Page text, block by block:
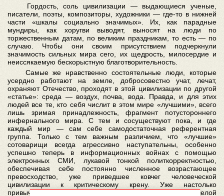
Гордость, соль цивилизации — выдающиеся ученые,
писатели, поэты, композиторы, художники — где-то в нижней
части «шкалы социально значимых». Их, как парадные
мундиры, как хоругви выводят, выносят на люди по
торжественным датам, по великим праздникам, то есть — по
случаю. Чтобы они своим присутствием подчеркнули
значимость сильных мира сего, их щедрость, милосердие и
неиссякаемую бескорыстную благотворительность.
Самые же нравственно состоятельные люди, которые
усердно работают на земле, добросовестно учат, лечат,
охраняют Отечество, проходят в этой цивилизации по другой
«статье»: среда — воздух, почва, вода. Правда, и для этих
людей все те, кто себя числит в этом мире «лучшими», всего
лишь зримая принадлежность, фрагмент потустороннего
инфернального мира. С тем и сосуществуют пока, и где
каждый мир — сам себе самодостаточная референтная
группа. Только с тем важным различием, что «лучшие»
сотоварищи всегда агрессивно наступательны, особенно
успешно теперь в информационных войнах с помощью
электронных СМИ, лукавой тонкой политкорректностью,
обеспечивая себе постоянно численное возрастающее
превосходство, уже приведшее ковчег человеческой
цивилизации к критическому крену. Уже настолько
привычному, что воспринимается всей этой буйно веселой